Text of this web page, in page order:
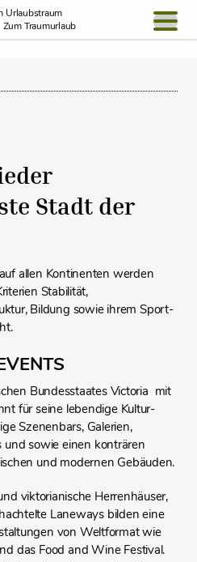
Urlaubstraum
Zum Traumurlaub
Stadt der
allen Kontinenten werden
Stabilität,
Bildung sowie ihrem Sport-
Bundesstaates Victoria mit
für seine lebendige Kultur-
Szenenbars, Galerien,
und sowie einen konträren
und modernen Gebäuden.
viktorianische Herrenhäuser,
Laneways bilden eine
von Weltformat wie
das Food and Wine Festival.